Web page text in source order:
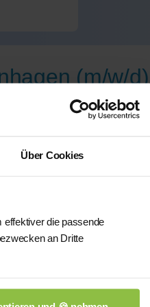
Über Cookies
effektiver die passende
an Dritte
(m/w/d)